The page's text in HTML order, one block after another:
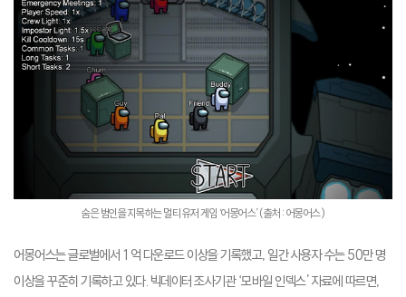
숨은 범인을 지목하는 멀티 유저 게임 ‘어몽어스’ (출처: 어몽어스)
어몽어스는 글로벌에서 1억 다운로드 이상을 기록했고, 일간 사용자 수는 50만 명
이상을 꾸준히 기록하고 있다. 빅데이터 조사기관 ‘모바일 인덱스’ 자료에 따르면,